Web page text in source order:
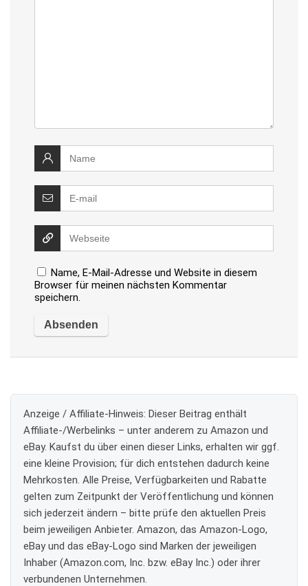
Name, E-Mail-Adresse und Website in diesem
Browser für meinen nächsten Kommentar
speichern.
Anzeige / Affiliate-Hinweis: Dieser Beitrag enthält
Affiliate-/Werbelinks – unter anderem zu Amazon und
eBay. Kaufst du über einen dieser Links, erhalten wir ggf.
eine kleine Provision; für dich entstehen dadurch keine
Mehrkosten. Alle Preise, Verfügbarkeiten und Rabatte
gelten zum Zeitpunkt der Veröffentlichung und können
sich jederzeit ändern – bitte prüfe den aktuellen Preis
beim jeweiligen Anbieter. Amazon, das Amazon-Logo,
eBay und das eBay-Logo sind Marken der jeweiligen
Inhaber (Amazon.com, Inc. bzw. eBay Inc.) oder ihrer
verbundenen Unternehmen.